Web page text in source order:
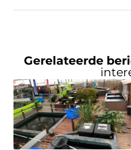
Gerelateerde